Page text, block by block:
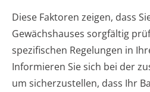
Diese Faktoren zeigen, dass
Gewächshauses sorgfältig
spezifischen Regelungen in
Informieren Sie sich bei der
um sicherzustellen, dass Ihr